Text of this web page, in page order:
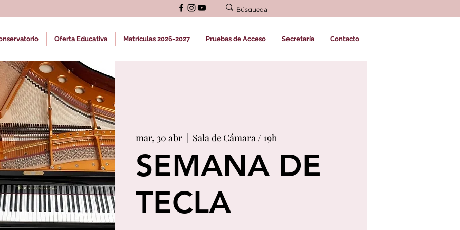
Oferta Educativa Matrículas 2026-2027 Pruebas de Acceso Secretaría Contacto
mar, 30 abr
  |
Sala de Cámara / 19h
SEMANA DE
TECLA